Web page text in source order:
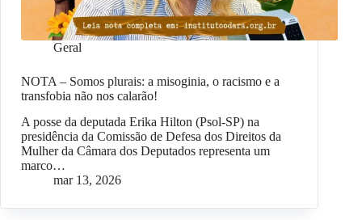
Geral
NOTA – Somos plurais: a misoginia, o racismo e a
transfobia não nos calarão!
A posse da deputada Erika Hilton (Psol-SP) na
presidência da Comissão de Defesa dos Direitos da
Mulher da Câmara dos Deputados representa um
marco…
mar 13, 2026